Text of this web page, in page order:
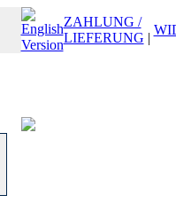
ZAHLUNG /
LIEFERUNG |